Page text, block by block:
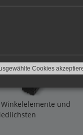
und
Cookies